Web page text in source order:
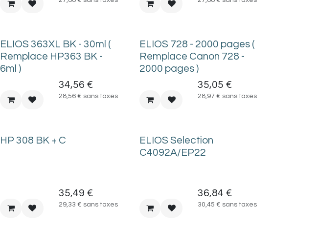
ELIOS 363XL BK - 30ml (
Remplace HP363 BK -
6ml )
34,56 €
28,56€ sans taxes
ELIOS 728 - 2000 pages (
Remplace Canon 728 -
2000 pages )
35,05 €
28,97 € sans taxes
HP 308 BK + C
35,49 €
29,33 € sans taxes
ELIOS Selection
C4092A/EP22
36,84 €
30,45 € sans taxes